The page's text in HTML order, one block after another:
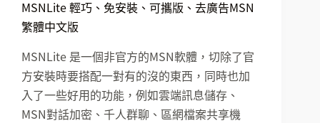
MSNLite 輕巧、免安裝、可攜版、去廣告MSN
繁體中文版
MSNLite 是一個非官方的MSN軟體，切除了官
方安裝時要搭配一對有的沒的東西，同時也加
入了一些好用的功能，例如雲端訊息儲存、
MSN對話加密、千人群聊、區網檔案共享機